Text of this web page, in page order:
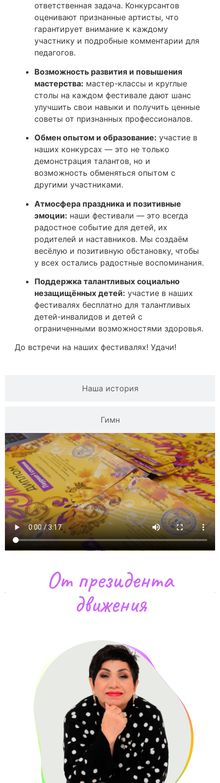
Наша история
Гимн
ответственная задача. Конкурсантов
оценивают признанные артисты, что
гарантирует внимание к каждому
участнику и подробные комментарии для
педагогов.
Возможность развития и повышения
мастерства: мастер-классы и круглые
столы на каждом фестивале дают шанс
улучшить свои навыки и получить ценные
советы от признанных профессионалов.
Обмен опытом и образование: участие в
наших конкурсах — это не только
демонстрация талантов, но и
возможность обменяться опытом с
другими участниками.
Атмосфера праздника и позитивные
эмоции: наши фестивали — это всегда
радостное событие для детей, их
родителей и наставников. Мы создаём
весёлую и позитивную обстановку, чтобы
у всех остались радостные воспоминания.
Поддержка талантливых социально
незащищённых детей: участие в наших
фестивалях бесплатно для талантливых
детей-инвалидов и детей с
ограниченными возможностями здоровья.
До встречи на наших фестивалях! Удачи!
От президента
движения